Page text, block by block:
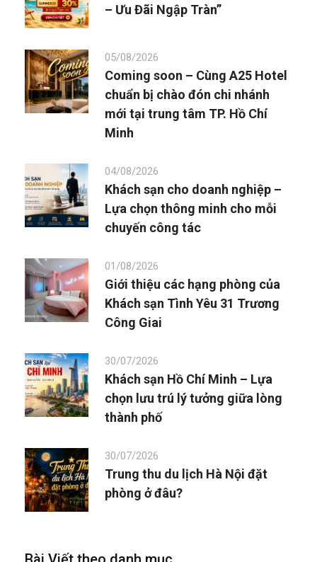
– Ưu Đãi Ngập Tràn”
05/08/2026
Coming soon – Cùng A25 Hotel
chuẩn bị chào đón chi nhánh
mới tại trung tâm TP. Hồ Chí
Minh
04/08/2026
Khách sạn cho doanh nghiệp –
Lựa chọn thông minh cho mỗi
chuyến công tác
01/08/2026
Giới thiệu các hạng phòng của
Khách sạn Tình Yêu 31 Trương
Công Giai
30/07/2026
Khách sạn Hồ Chí Minh – Lựa
chọn lưu trú lý tưởng giữa lòng
thành phố
30/07/2026
Trung thu du lịch Hà Nội đặt
phòng ở đâu?